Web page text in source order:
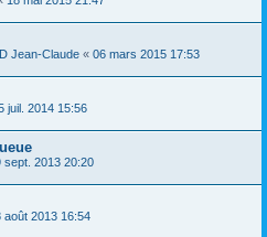
Jean-Claude « 06 mars 2015 17:53
juil. 2014 15:56
sept. 2013 20:20
août 2013 16:54